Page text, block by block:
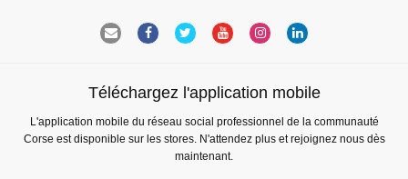
Téléchargez l'application mobile
L'application mobile du réseau social professionnel de la communauté
Corse est disponible sur les stores. N'attendez plus et rejoignez nous dès
maintenant.